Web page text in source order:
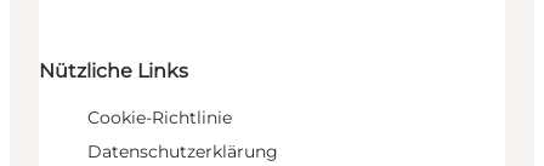
Nützliche Links
Cookie-Richtlinie
Datenschutzerklärung